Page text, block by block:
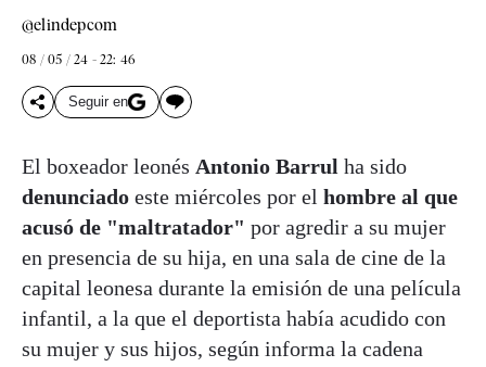
@elindepcom
08 / 05 / 24 - 22: 46
Seguir en
El boxeador leonés Antonio Barrul ha sido
denunciado este miércoles por el hombre al que
acusó de "maltratador" por agredir a su mujer
en presencia de su hija, en una sala de cine de la
capital leonesa durante la emisión de una película
infantil, a la que el deportista había acudido con
su mujer y sus hijos, según informa la cadena